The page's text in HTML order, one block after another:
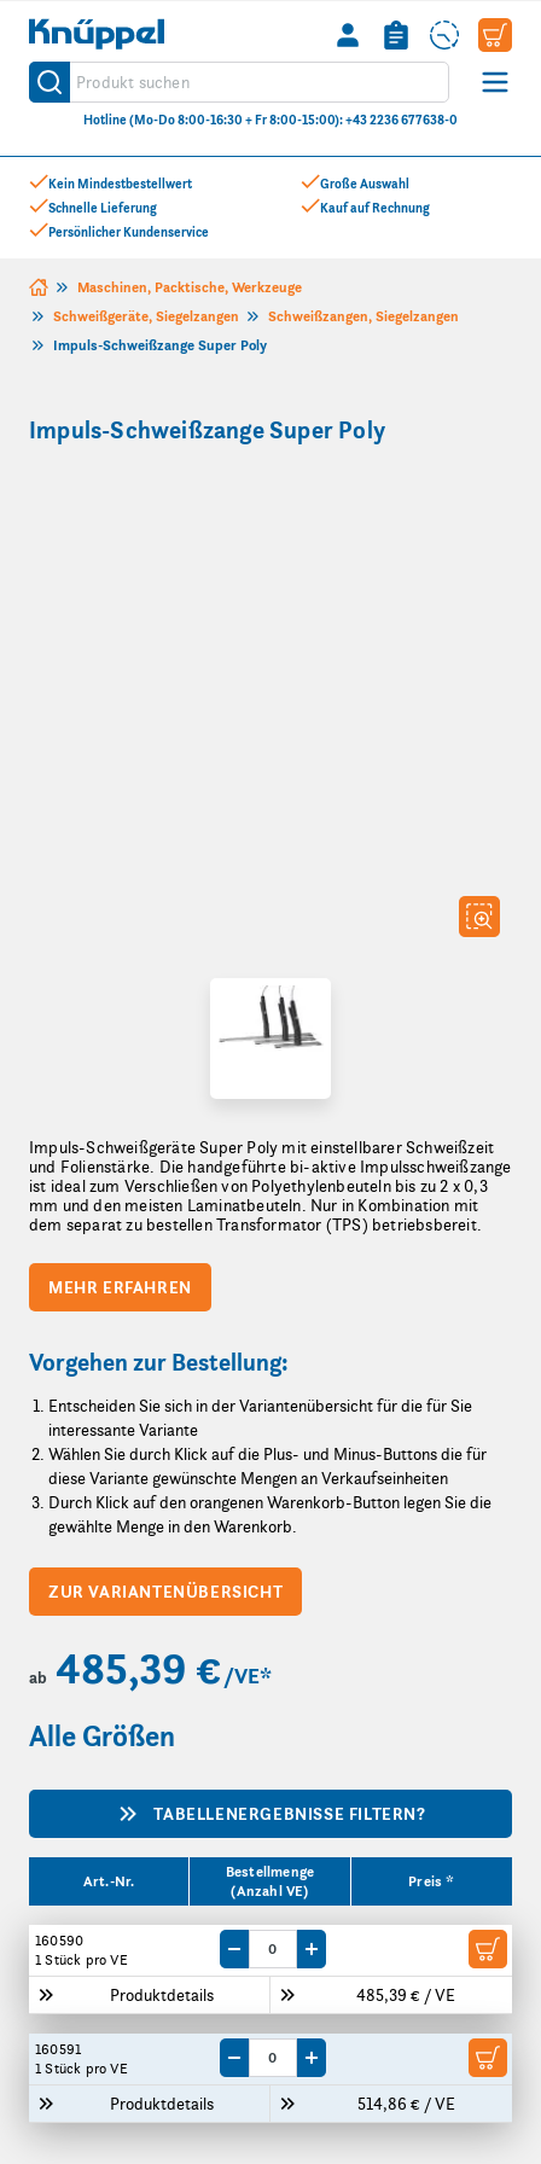
Kein Mindestbestellwert
Schnelle Lieferung
Persönlicher Kundenservice
Große Auswahl
Kauf auf Rechnung
Knüppel
Produkt suchen
Suche
Hotline (Mo-Do 8:00-16:30 + Fr 8:00-15:00): +43 2236 677638-0
Zum Inhalt springen
Maschinen, Packtische, Werkzeuge
Schweißgeräte, Siegelzangen
Schweißzangen, Siegelzangen
Impuls-Schweißzange Super Poly
Impuls-Schweißzange Super Poly
Impuls-Schweißgeräte Super Poly mit einstellbarer Schweißzeit
und Folienstärke. Die handgeführte bi-aktive Impulsschweißzange
ist ideal zum Verschließen von Polyethylenbeuteln bis zu 2 x 0,3
mm und den meisten Laminatbeuteln. Nur in Kombination mit
dem separat zu bestellen Transformator (TPS) betriebsbereit.
MEHR ERFAHREN
Vorgehen zur Bestellung:
Entscheiden Sie sich in der Variantenübersicht für die für Sie
interessante Variante
Wählen Sie durch Klick auf die Plus- und Minus-Buttons die für
diese Variante gewünschte Mengen an Verkaufseinheiten
Durch Klick auf den orangenen Warenkorb-Button legen Sie die
gewählte Menge in den Warenkorb.
ZUR VARIANTENÜBERSICHT
ab 485,39 € /VE*
Alle Größen
TABELLENERGEBNISSE FILTERN?
Art.-Nr.
Bestellmenge
(Anzahl VE)
Preis *
160590
1 Stück pro VE
Produktdetails 485,39 € / VE
Menge um eine VE reduzieren
Menge um eine VE erhöhen
160591
1 Stück pro VE
Produktdetails 514,86 € / VE
Menge um eine VE reduzieren
Menge um eine VE erhöhen